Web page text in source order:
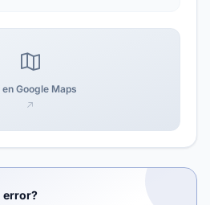
en Google Maps
error?